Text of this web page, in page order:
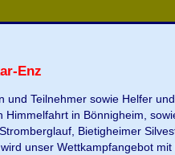
Enz
und Teilnehmer sowie Helfer
in Bönnigheim,
Bietigheimer
unser Wettkampfangebot